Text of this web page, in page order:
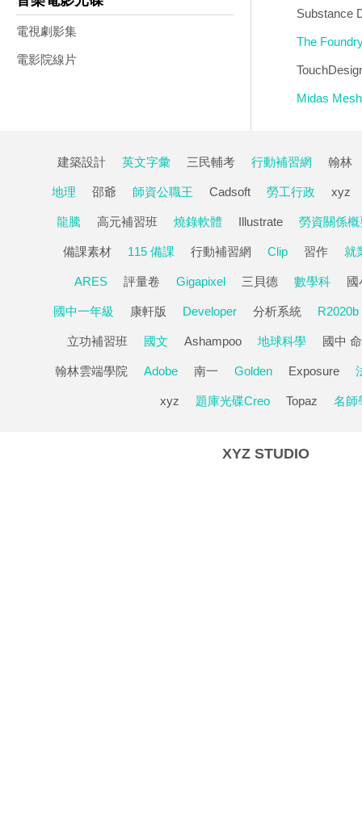
電視劇影集
電影院線片
Substance
The
Midas
建築設計 英文字彙 三民輔考 行動補習網 翰林
地理 邵爺 師資公職王 Cadsoft 勞工行政 xyz
龍騰 高元補習班 燒錄軟體 Illustrate 勞資關係概
備課素材 115 備課 行動補習網 Clip 習作 就
ARES 評量卷 Gigapixel 三貝德 數學科 國
國中一年級 康軒版 Developer 分析系統 R2020b
立功補習班 國文 Ashampoo 地球科學 國中
翰林雲端學院 Adobe 南一 Golden Exposure
xyz 題庫光碟Creo Topaz 名師
XYZ STUDIO